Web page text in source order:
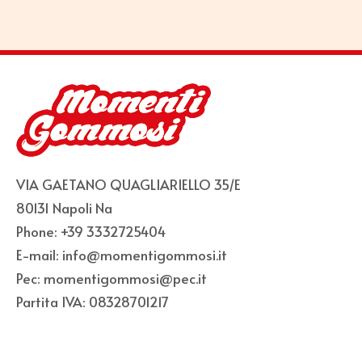
VIA GAETANO QUAGLIARIELLO 35/E
80131 Napoli Na
Phone: +39 3332725404
E-mail: info@momentigommosi.it
Pec: momentigommosi@pec.it
Partita IVA: 08328701217